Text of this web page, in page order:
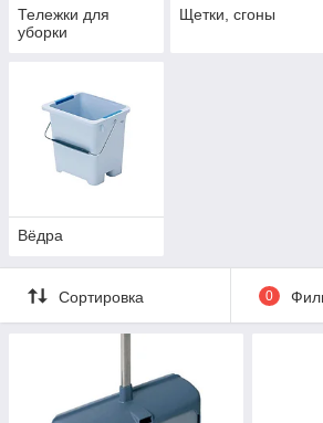
Мы предоставляем и
Тележки для
уборки
Щетки, сгоны
Вёдра
Сортировка 0